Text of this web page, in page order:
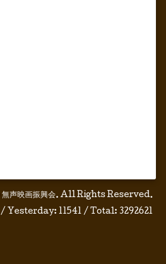
無声映画振興会. All Rights Reserved.
/ Yesterday: 11541 / Total: 3292621